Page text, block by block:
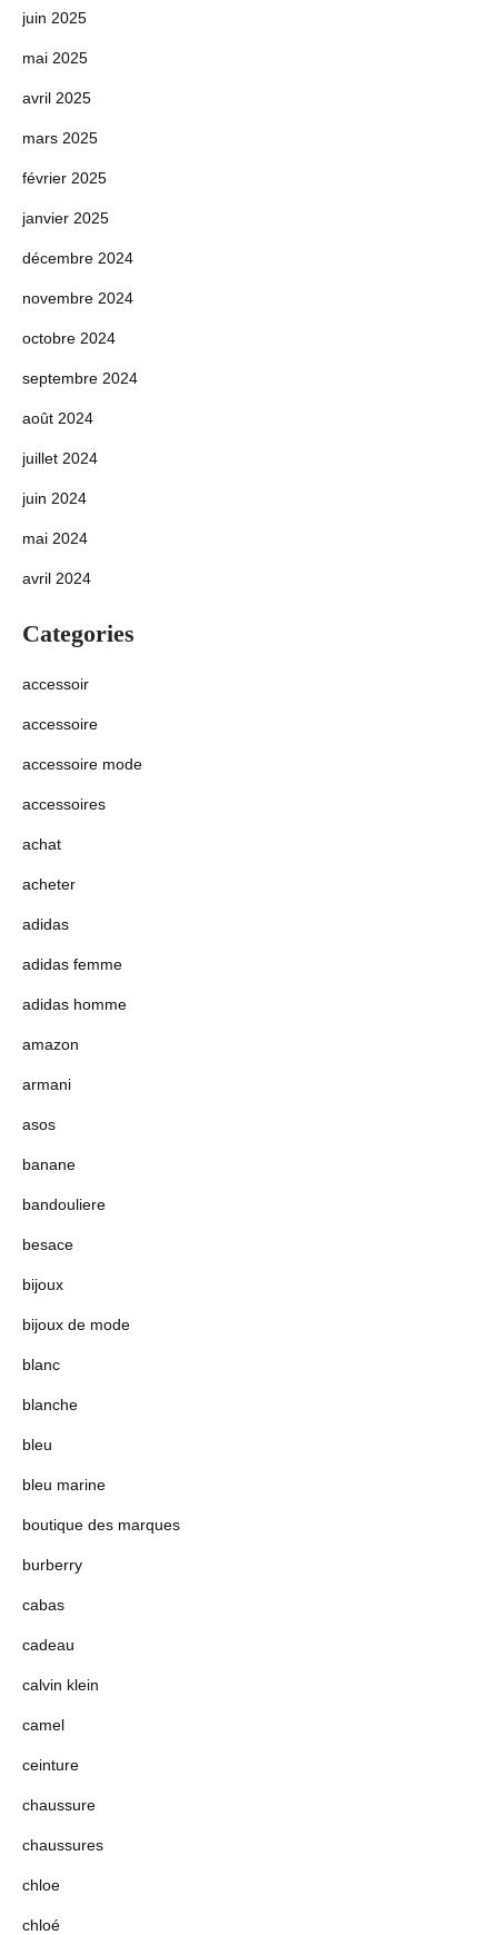
juin 2025
mai 2025
avril 2025
mars 2025
février 2025
janvier 2025
décembre 2024
novembre 2024
octobre 2024
septembre 2024
août 2024
juillet 2024
juin 2024
mai 2024
avril 2024
Categories
accessoir
accessoire
accessoire mode
accessoires
achat
acheter
adidas
adidas femme
adidas homme
amazon
armani
asos
banane
bandouliere
besace
bijoux
bijoux de mode
blanc
blanche
bleu
bleu marine
boutique des marques
burberry
cabas
cadeau
calvin klein
camel
ceinture
chaussure
chaussures
chloe
chloé